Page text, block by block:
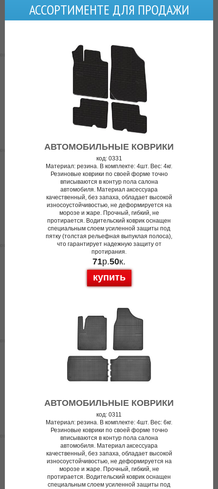
АССОРТИМЕНТЕ ДЛЯ ПРОДАЖИ
АВТОМОБИЛЬНЫЕ КОВРИКИ
код: 0331
Материал: резина. В комплекте: 4шт. Вес: 4кг.
Резиновые коврики по своей форме точно
вписываются в контур пола салона
автомобиля. Материал аксессуара
качественный, без запаха, обладает высокой
износоустойчивостью, не деформируется на
морозе и жаре. Прочный, гибкий, не
протирается. Водительский коврик оснащен
специальным слоем усиленной защиты под
пятку (толстая рельефная выпуклая полоса),
что гарантирует надежную защиту от
протирания.
71р.50к.
купить
АВТОМОБИЛЬНЫЕ КОВРИКИ
код: 0311
Материал: резина. В комплекте: 4шт. Вес: 6кг.
Резиновые коврики по своей форме точно
вписываются в контур пола салона
автомобиля. Материал аксессуара
качественный, без запаха, обладает высокой
износоустойчивостью, не деформируется на
морозе и жаре. Прочный, гибкий, не
протирается. Водительский коврик оснащен
специальным слоем усиленной защиты под